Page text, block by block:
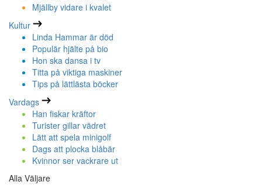
Mjällby vidare i kvalet
Kultur
Linda Hammar är död
Populär hjälte på bio
Hon ska dansa i tv
Titta på viktiga maskiner
Tips på lättlästa böcker
Vardags
Han fiskar kräftor
Turister gillar vädret
Lätt att spela minigolf
Dags att plocka blåbär
Kvinnor ser vackrare ut
Alla Väljare